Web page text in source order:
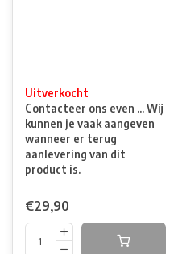
Uitverkocht
Contacteer ons even ... Wij
kunnen je vaak aangeven
wanneer er terug
aanlevering van dit
product is.
€29,90